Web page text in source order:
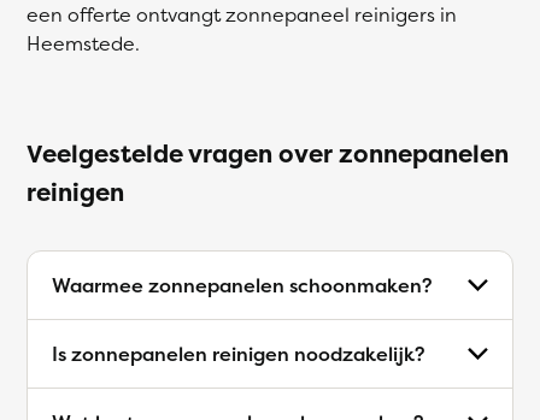
een offerte ontvangt zonnepaneel reinigers in
Heemstede.
Veelgestelde vragen over zonnepanelen
reinigen
Waarmee zonnepanelen schoonmaken?
Is zonnepanelen reinigen noodzakelijk?